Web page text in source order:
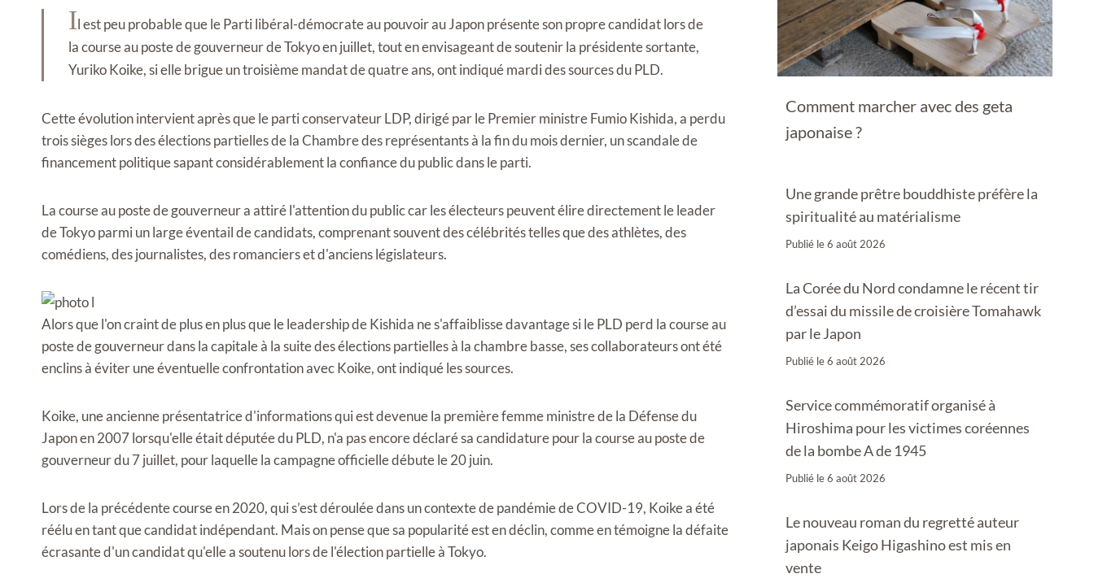
Il est peu probable que le Parti libéral-démocrate au pouvoir au Japon présente son propre candidat lors de
la course au poste de gouverneur de Tokyo en juillet, tout en envisageant de soutenir la présidente sortante,
Yuriko Koike, si elle brigue un troisième mandat de quatre ans, ont indiqué mardi des sources du PLD.
Cette évolution intervient après que le parti conservateur LDP, dirigé par le Premier ministre Fumio Kishida, a perdu
trois sièges lors des élections partielles de la Chambre des représentants à la fin du mois dernier, un scandale de
financement politique sapant considérablement la confiance du public dans le parti.
La course au poste de gouverneur a attiré l'attention du public car les électeurs peuvent élire directement le leader
de Tokyo parmi un large éventail de candidats, comprenant souvent des célébrités telles que des athlètes, des
comédiens, des journalistes, des romanciers et d'anciens législateurs.
Alors que l'on craint de plus en plus que le leadership de Kishida ne s'affaiblisse davantage si le PLD perd la course au
poste de gouverneur dans la capitale à la suite des élections partielles à la chambre basse, ses collaborateurs ont été
enclins à éviter une éventuelle confrontation avec Koike, ont indiqué les sources.
Koike, une ancienne présentatrice d'informations qui est devenue la première femme ministre de la Défense du
Japon en 2007 lorsqu'elle était députée du PLD, n'a pas encore déclaré sa candidature pour la course au poste de
gouverneur du 7 juillet, pour laquelle la campagne officielle débute le 20 juin.
Lors de la précédente course en 2020, qui s’est déroulée dans un contexte de pandémie de COVID-19, Koike a été
réélu en tant que candidat indépendant. Mais on pense que sa popularité est en déclin, comme en témoigne la défaite
écrasante d'un candidat qu'elle a soutenu lors de l'élection partielle à Tokyo.
Comment marcher avec des geta
japonaise ?
Une grande prêtre bouddhiste préfère la
spiritualité au matérialisme
Publié le6 août 2026
La Corée du Nord condamne le récent tir
d’essai du missile de croisière Tomahawk
par le Japon
Publié le6 août 2026
Service commémoratif organisé à
Hiroshima pour les victimes coréennes
de la bombe A de 1945
Publié le6 août 2026
Le nouveau roman du regretté auteur
japonais Keigo Higashino est mis en
vente